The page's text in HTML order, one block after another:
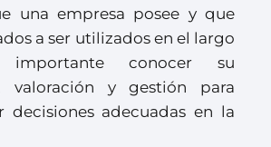
una empresa posee y que
a ser utilizados en el largo
conocer su
valoración y gestión para
decisiones adecuadas en la